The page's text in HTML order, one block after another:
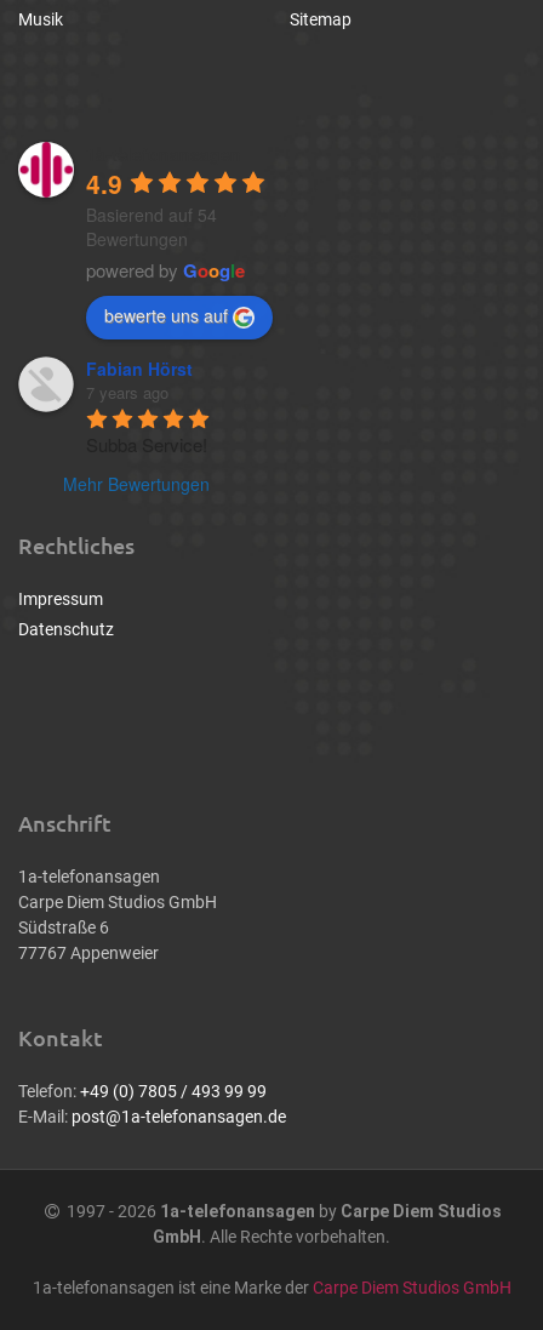
Musik
4.9
Basierend auf 54
Bewertungen
powered by Google
bewerte uns auf
Fabian Hörst
7 years ago
Mehr Bewertungen
Sitemap
Rechtliches
Impressum
Datenschutz
Anschrift
1a-telefonansagen
Carpe Diem Studios GmbH
Südstraße 6
77767 Appenweier
Kontakt
Telefon:+49 (0) 7805 / 493 99 99
E-Mail: post@1a-telefonansagen.de
1997 - 2026 1a-telefonansagen by Carpe Diem Studios
GmbH . Alle Rechte vorbehalten.
1a-telefonansagen ist eine Marke derCarpe Diem Studios GmbH